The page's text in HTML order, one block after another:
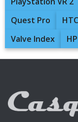
Quest Pro
Valve Index